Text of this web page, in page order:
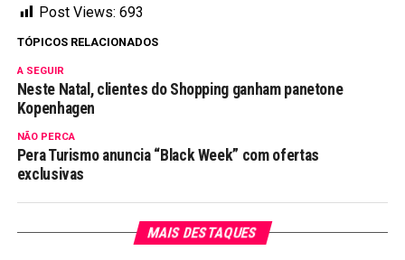
Post Views: 693
TÓPICOS RELACIONADOS
A SEGUIR
Neste Natal, clientes do Shopping ganham panetone
Kopenhagen
NÃO PERCA
Pera Turismo anuncia “Black Week” com ofertas
exclusivas
MAIS DESTAQUES